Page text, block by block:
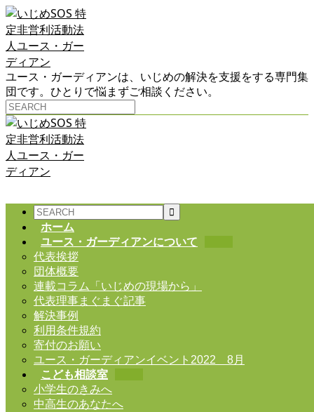
ユース・ガーディアンは、いじめの解決を支援をする専門集
団です。ひとりで悩まずご相談ください。
ホーム
ユース・ガーディアンについて
代表挨拶
団体概要
連載コラム「いじめの現場から」
代表理事まぐまぐ記事
解決事例
利用条件規約
寄付のお願い
ユース・ガーディアンイベント2022＿8月
こども相談室
小学生のきみへ
中高生のあなたへ